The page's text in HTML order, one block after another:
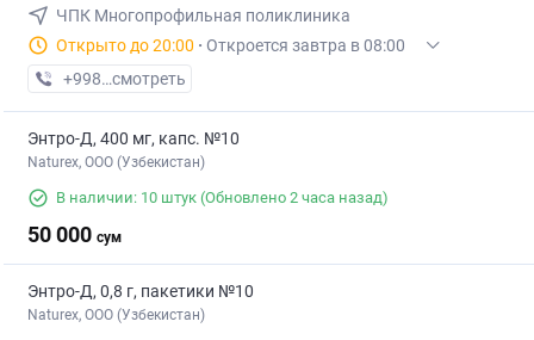
ЧПК Многопрофильная поликлиника
Открыто до 20:00 · Откроется завтра в 08:00
+998 (91) XXX-XX-XX
смотреть
Энтро-Д, 400 мг, капс. №10
Naturex, OOO (Узбекистан)
В наличии: 10 штук (Обновлено 2 часа назад)
50 000 сум
Энтро-Д, 0,8 г, пакетики №10
Naturex, OOO (Узбекистан)